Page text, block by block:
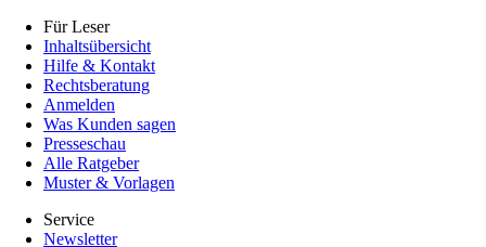
Für Leser
Inhaltsübersicht
Hilfe & Kontakt
Rechtsberatung
Anmelden
Was Kunden sagen
Presseschau
Alle Ratgeber
Muster & Vorlagen
Service
Newsletter